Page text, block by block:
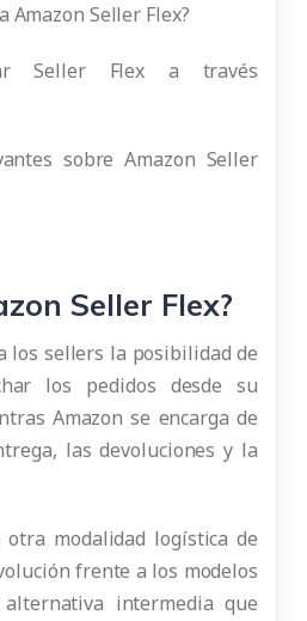
Amazon Seller Flex?
Seller Flex a través
sobre Amazon Seller
Seller Flex?
los sellers la posibilidad de
los pedidos desde su
Amazon se encarga de
las devoluciones y la
modalidad logística de
frente a los modelos
intermedia que